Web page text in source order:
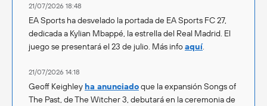
21/07/2026 18:48
EA Sports ha desvelado la portada de EA Sports FC 27,
dedicada a Kylian Mbappé, la estrella del Real Madrid. El
juego se presentará el 23 de julio. Más infoaquí.
21/07/2026 14:18
Geoff Keighley ha anunciadoque la expansión Songs of
The Past, de The Witcher 3, debutará en la ceremonia de